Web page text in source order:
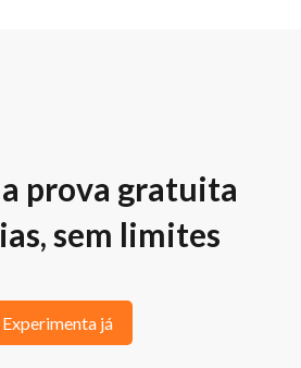
prova gratuita
sem limites
Experimenta já